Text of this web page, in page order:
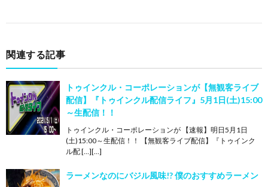
関連する記事
トゥインクル・コーポレーションが【無観客ライブ
配信】『トゥインクル配信ライフ』5月1日(土)15:00
～生配信！！
トゥインクル・コーポレーションが 【速報】明日5月1日
(土)15:00～生配信！！ 【無観客ライブ配信】『トゥインク
ル配 […][…]
ラーメンなのにバジル風味!? 僕のおすすめラーメン